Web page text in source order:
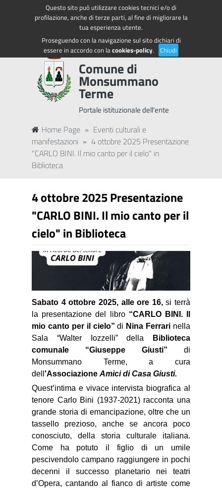
Questo sito può utilizzare cookies tecnici e/o di
profilazione, anche di terze parti, al fine di migliorare la
tua esperienza utente.
Proseguendo con la navigazione sul sito dichiari di
essere in accordo con lacookies-policy. Chiudi
Regione Toscana Accedi ai servizi
Comune di
Monsummano
Terme
Portale istituzionale dell'ente
Home Page » Eventi culturali e
manifestazioni » 4 ottobre 2025 Presentazione
"CARLO BINI. Il mio canto per il cielo" in
Biblioteca
4 ottobre 2025 Presentazione
"CARLO BINI. Il mio canto per il
cielo" in Biblioteca
Sabato 4 ottobre 2025, alle ore 16,si terrà
la presentazione del libro“CARLO BINI. Il
mio canto per il cielo”di Nina Ferrari nella
Sala “Walter Iozzelli” della
Biblioteca
comunale “Giuseppe Giusti” di
Monsummano Terme, a cura
dell 'Associazione Amici di Casa Giusti.
Quest’intima e vivace intervista biografica al
tenore Carlo Bini (1937-2021) racconta una
grande storia di emancipazione, oltre che un
tassello prezioso, anche se ancora poco
conosciuto, della storia culturale italiana.
Come ha potuto il figlio di un umile
pescivendolo campano raggiungere in pochi
decenni il successo planetario nei teatri
d’Opera, cantando al fianco di artiste come